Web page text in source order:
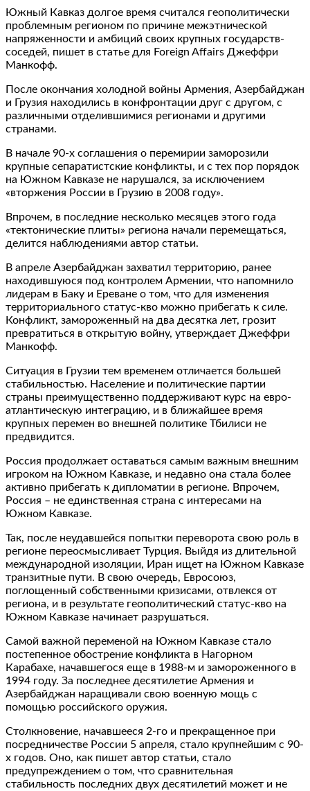
Южный Кавказ долгое время считался геополитически
проблемным регионом по причине межэтнической
напряженности и амбиций своих крупных государств-
соседей, пишет в статье для Foreign Affairs Джеффри
Манкофф.
После окончания холодной войны Армения, Азербайджан
и Грузия находились в конфронтации друг с другом, с
различными отделившимися регионами и другими
странами.
В начале 90-х соглашения о перемирии заморозили
крупные сепаратистские конфликты, и с тех пор порядок
на Южном Кавказе не нарушался, за исключением
«вторжения России в Грузию в 2008 году».
Впрочем, в последние несколько месяцев этого года
«тектонические плиты» региона начали перемещаться,
делится наблюдениями автор статьи.
В апреле Азербайджан захватил территорию, ранее
находившуюся под контролем Армении, что напомнило
лидерам в Баку и Ереване о том, что для изменения
территориального статус-кво можно прибегать к силе.
Конфликт, замороженный на два десятка лет, грозит
превратиться в открытую войну, утверждает Джеффри
Манкофф.
Ситуация в Грузии тем временем отличается большей
стабильностью. Население и политические партии
страны преимущественно поддерживают курс на евро-
атлантическую интеграцию, и в ближайшее время
крупных перемен во внешней политике Тбилиси не
предвидится.
Россия продолжает оставаться самым важным внешним
игроком на Южном Кавказе, и недавно она стала более
активно прибегать к дипломатии в регионе. Впрочем,
Россия – не единственная страна с интересами на
Южном Кавказе.
Так, после неудавшейся попытки переворота свою роль в
регионе переосмысливает Турция. Выйдя из длительной
международной изоляции, Иран ищет на Южном Кавказе
транзитные пути. В свою очередь, Евросоюз,
поглощенный собственными кризисами, отвлекся от
региона, и в результате геополитический статус-кво на
Южном Кавказе начинает разрушаться.
Самой важной переменой на Южном Кавказе стало
постепенное обострение конфликта в Нагорном
Карабахе, начавшегося еще в 1988-м и замороженного в
1994 году. За последнее десятилетие Армения и
Азербайджан наращивали свою военную мощь с
помощью российского оружия.
Столкновение, начавшееся 2-го и прекращенное при
посредничестве России 5 апреля, стало крупнейшим с 90-
х годов. Оно, как пишет автор статьи, стало
предупреждением о том, что сравнительная
стабильность последних двух десятилетий может и не